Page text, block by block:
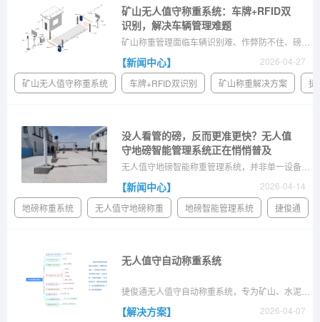
【新闻中心】
矿山无人值守称重系统：车牌+RFID双
识别，解决车辆管理难题
2026-04-27
矿山无人值守称重系统 车牌+RFID双识别 矿山称重解决方案 捷
【新闻中心】
没人看管的磅，反而更准更快？无人值
守地磅智能管理系统正在悄悄普及
2026-04-14
地磅称重系统 无人值守地磅称重 地磅智能管理系统 捷俊通
【解决方案】
无人值守自动称重系统
2026-04-07